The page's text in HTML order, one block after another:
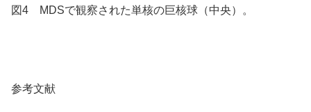
図4 MDSで観察された単核の巨核球（中央）。
参考文献